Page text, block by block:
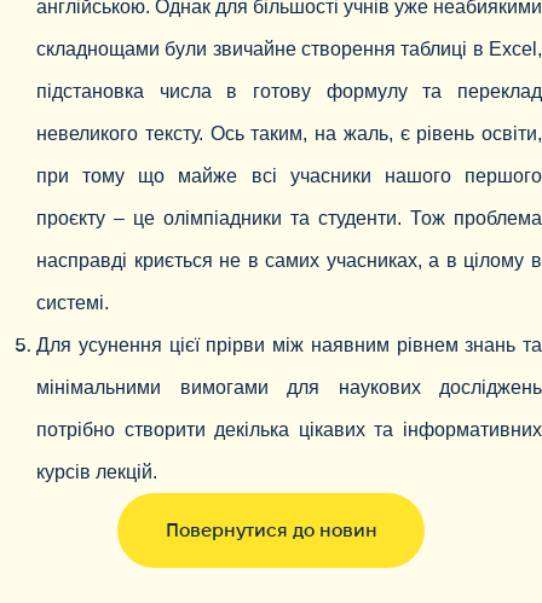
англійською. Однак для більшості учнів уже неабиякими
складнощами були звичайне створення таблиці в Excel,
підстановка числа в готову формулу та переклад
невеликого тексту. Ось таким, на жаль, є рівень освіти,
при тому що майже всі учасники нашого першого
проєкту – це олімпіадники та студенти. Тож проблема
насправді криється не в самих учасниках, а в цілому в
системі.
Для усунення цієї прірви між наявним рівнем знань та
мінімальними вимогами для наукових досліджень
потрібно створити декілька цікавих та інформативних
курсів лекцій.
Повернутися до новин